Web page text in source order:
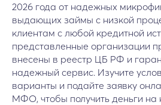
2026 года от надежных
выдающих займы с низкой
клиентам с любой кредитной
представленные организации
внесены в реестр ЦБ РФ и
надежный сервис. Изучите
варианты и подайте заявку
МФО, чтобы получить деньги на